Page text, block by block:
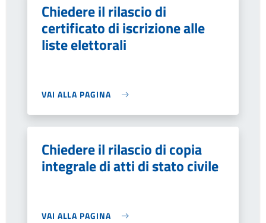
Chiedere il rilascio di
certificato di iscrizione alle
liste elettorali
VAI ALLA PAGINA
Chiedere il rilascio di copia
integrale di atti di stato civile
VAI ALLA PAGINA